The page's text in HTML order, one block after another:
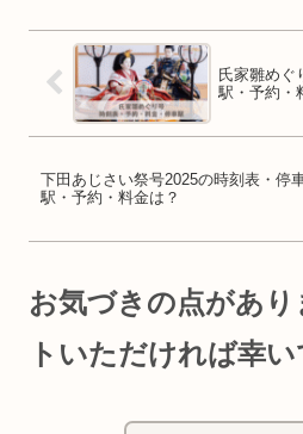
氏家雛めぐ
駅・予約・
下田あじさい祭号2025の時刻表・停
駅・予約・料金は？
お気づきの点があ
トいただければ幸